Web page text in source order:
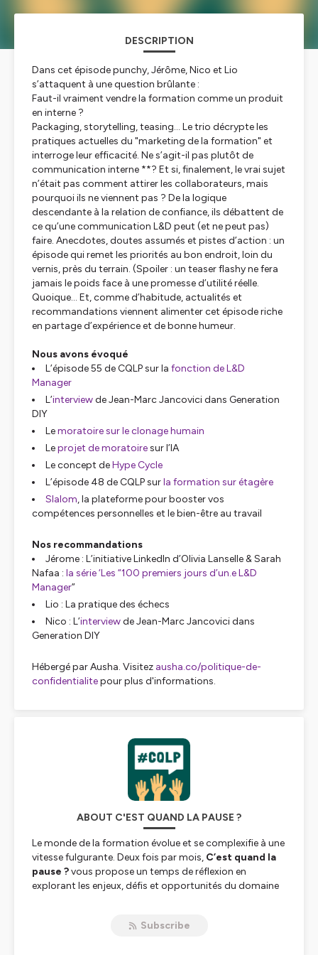
DESCRIPTION
Dans cet épisode punchy, Jérôme, Nico et Lio
s’attaquent à une question brûlante :
Faut-il vraiment vendre la formation comme un produit
en interne ?
Packaging, storytelling, teasing… Le trio décrypte les
pratiques actuelles du "marketing de la formation" et
interroge leur efficacité. Ne s’agit-il pas plutôt de
communication interne **? Et si, finalement, le vrai sujet
n’était pas comment attirerles collaborateurs, mais
pourquoi ils ne viennent pas ? De la logique
descendante à la relation de confiance, ils débattent de
ce qu’une communication L&D peut (et ne peut pas)
faire. Anecdotes, doutes assumés et pistes d’action : un
épisode qui remet les priorités au bon endroit, loin du
vernis, près du terrain. (Spoiler : un teaser flashy ne fera
jamais le poids face à une promesse d’utilité réelle.
Quoique… Et, comme d’habitude, actualités et
recommandations viennent alimenter cet épisode riche
en partage d’expérience et de bonne humeur.
Nous avons évoqué
L’épisode 55 de CQLP sur la fonction de L&D
Manager
L’interviewde Jean-Marc Jancovici dans Generation
DIY
Lemoratoire sur le clonage humain
Leprojet de moratoiresur l’IA
Le concept deHype Cycle
L’épisode 48 de CQLP surla formation sur étagère
Slalom, la plateforme pour booster vos
compétences personnelles et le bien-être au travail
Nos recommandations
Jérome : L’initiative LinkedIn d’Olivia Lanselle & Sarah
Nafaa : la série ‘Les “100 premiers jours d’un.e L&D
Manager”
Lio : La pratique des échecs
Nico : L’interviewde Jean-Marc Jancovici dans
Generation DIY
Hébergé par Ausha. Visitez ausha.co/politique-de-
confidentialitepour plus d'informations.
ABOUT C'EST QUAND LA PAUSE ?
Le monde de la formation évolue et se complexifie à une
vitesse fulgurante. Deux fois par mois, C’est quand la
pause ?vous propose un temps de réflexion en
explorant les enjeux, défis et opportunités du domaine
Subscribe